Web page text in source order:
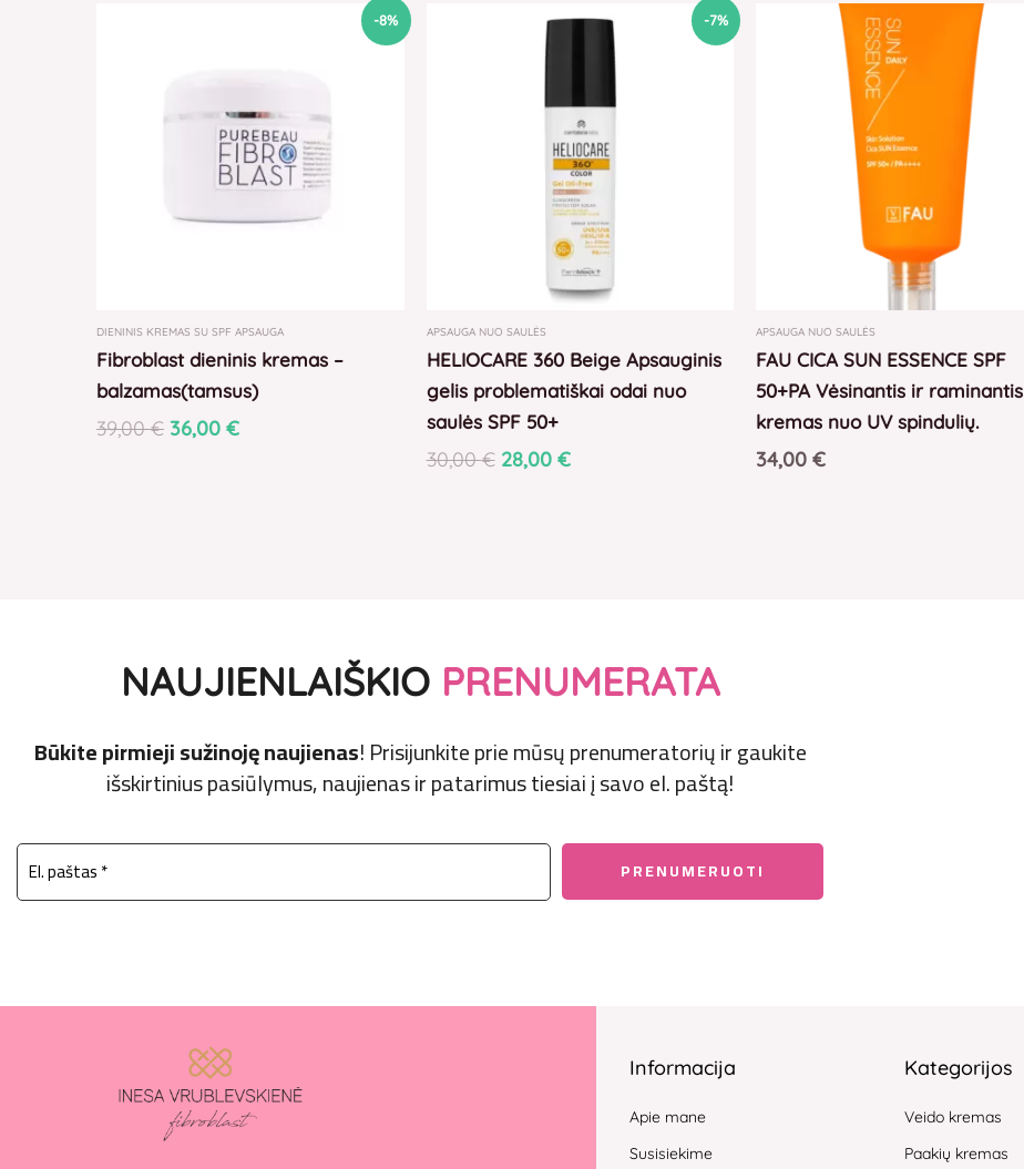
-8%
DIENINIS KREMAS SU SPF APSAUGA
Fibroblast dieninis kremas –
balzamas(tamsus)
39,00€ 36,00 €
-7%
APSAUGA NUO SAULĖS
HELIOCARE 360 Beige Apsauginis
gelis problematiškai odai nuo
saulės SPF 50+
30,00€
Original
28,00 €
Current
price
28,00 €.
APSAUGA NUO SAULĖS
FAU CICA SUN ESSENCE SPF
50+PA Vėsinantis ir raminantis
kremas nuo UV spindulių.
34,00 €
NAUJIENLAIŠKIO PRENUMERATA
Būkite pirmieji sužinoję naujienas! Prisijunkite prie mūsų prenumeratorių ir gaukite
išskirtinius pasiūlymus, naujienas ir patarimus tiesiai į savo el. paštą!
Informacija
Apie mane
Susisiekime
Kategorijos
Veido kremas
Paakių kremas